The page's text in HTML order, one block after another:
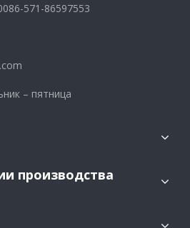
571-86597553
– пятница
производства